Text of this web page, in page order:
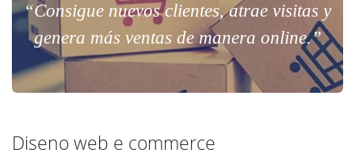
“Consigue nuevos clientes, atrae visitas y
genera más ventas de manera online.”
Diseno web e commerce